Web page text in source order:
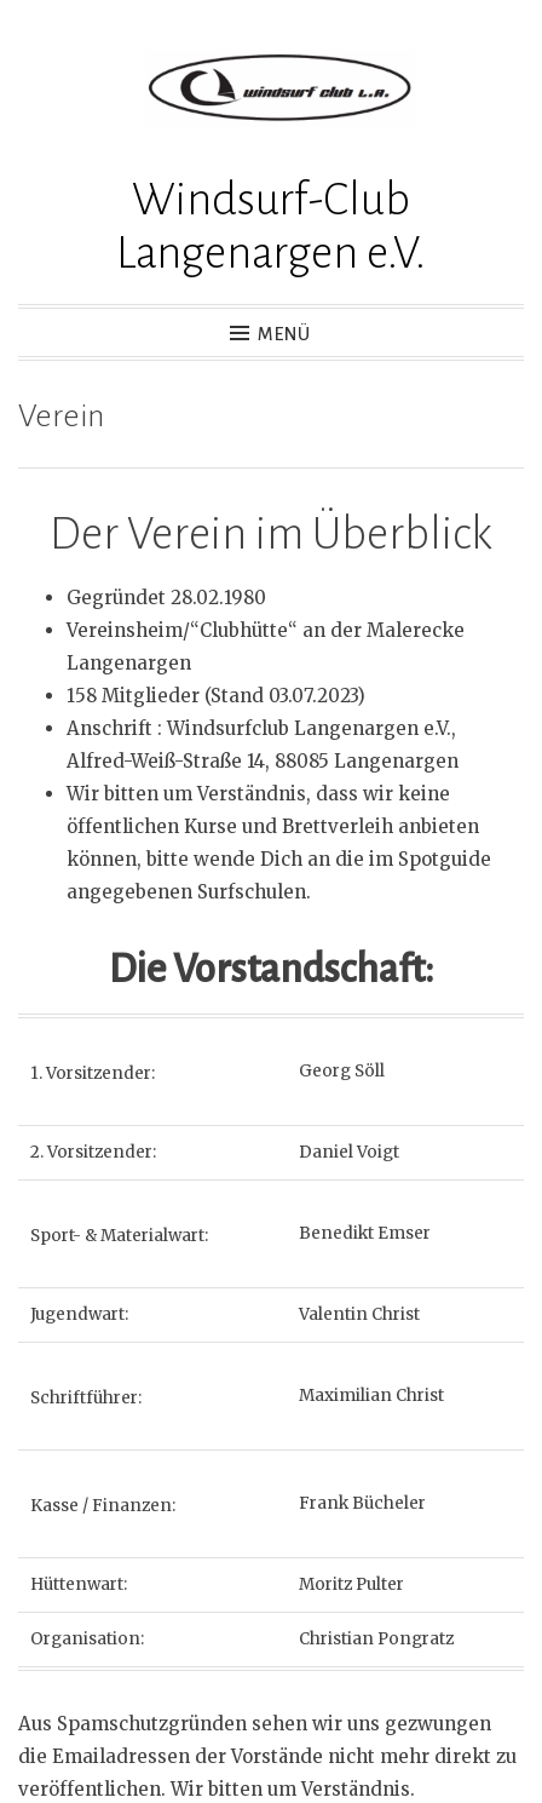
Windsurf-Club
Langenargen e.V.
MENÜ
Verein
Der Verein im Überblick
Gegründet 28.02.1980
Vereinsheim/“Clubhütte“ an der Malerecke
Langenargen
158 Mitglieder (Stand 03.07.2023)
Anschrift : Windsurfclub Langenargen e.V.,
Alfred-Weiß-Straße 14, 88085 Langenargen
Wir bitten um Verständnis, dass wir keine
öffentlichen Kurse und Brettverleih anbieten
können, bitte wende Dich an die im Spotguide
angegebenen Surfschulen.
Die Vorstandschaft:
1. Vorsitzender: Georg Söll
2. Vorsitzender: Daniel Voigt
Sport- & Materialwart: Benedikt Emser
Jugendwart: Valentin Christ
Schriftführer: Maximilian Christ
Kasse / Finanzen: Frank Bücheler
Hüttenwart: Moritz Pulter
Organisation: Christian Pongratz
Aus Spamschutzgründen sehen wir uns gezwungen
die Emailadressen der Vorstände nicht mehr direkt zu
veröffentlichen. Wir bitten um Verständnis.